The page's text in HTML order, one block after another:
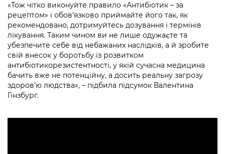
«Тож чітко виконуйте правило «Антибіотик – за
рецептом» і обов’язково приймайте його так, як
рекомендовано, дотримуйтесь дозування і термінів
лікування. Таким чином ви не лише одужаєте та
убезпечите себе від небажаних наслідків, а й зробите
свій внесок у боротьбу із розвитком
антибіотикорезистентності, у якій сучасна медицина
бачить вже не потенційну, а досить реальну загрозу
здоров’ю людства», – підбила підсумок Валентина
Гінзбург.